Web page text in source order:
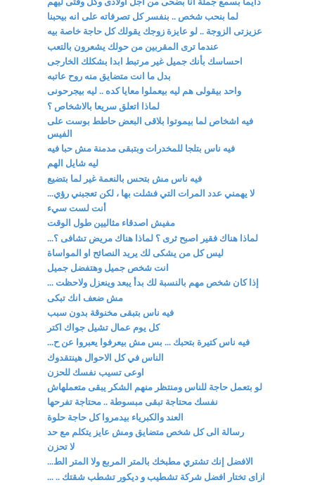
لما بنحب شخص .. بنفسر كل تصرفاته على انه بيحبنا
عزيزتى الزوجة .. لو عايزة زوجك يقولك كل حاجة خاصة بيه
عندما ترى المقربين من حولك يشعرون بالتعب
احساسك بأنك جميل غير مرتبط ابدا بشكلك الخارجى
بدل ما انت متضايق منه روح عاتبه
واحد بيقولى هم ليه بيعملوا معايا كده .. ليه بيجرحونى
لماذا اتعلق سريعا بالاشخاص ؟
فيه اشخاص لما بيموتوا بلاقى البعض حاطط بوست على
الفيس
فيه ناس بتلجا للمخدرات وبتبقى مدمنة مش حبا فيه
ليه شايل الهم
فيه ناس مش بتحس بالنعمة غير لما بتضيع
لا يهمني عدد المرات التي فشلت بها ، لكن تعجبني رؤي...
أنت لست سيء
مفيش اصدقاء مثاليين طول الوقت
لماذا هناك فقير اصبح ثرى ؟ لماذا هناك مريض تشافى ؟...
ليس كل من يشكى لك يريد النصائح او المواساة
انت شخص جميل وهتفضل جميل
إذا كان شخص مهم بالنسبة لك بدأ يبعد وينعزل ولاحظت ...
مش ضعف انك تبكى
فيه ناس بتبقى مخنوقة بدون سبب
كل يوم عمال تشيل جواك اكتر
فيه ناس كتيرة بتحبك ... بس مش بيعرفوا يعبروا عن ح...
الناس في كل الاحوال هينتقدوك
اوعى تسيب نفسك للحزن
لو بتعمل حاجة للناس ومنتظر منهم الشكر يبقى متعملهاش
نفسك محتاجة تبقى مبسوطة .. محتاجة تفرحها
العند والكبرياء بيدمروا كل حاجة حلوة
رسالة الى كل شخص متضايق ومش عايز يتكلم مع حد
لا تحزن
الافضل إنك تشتري مطبخك بالمتر المربع ولا المتر الط...
ازاى تختار افضل شركة تشطيب و ديكور تشطب شقتك .. ...